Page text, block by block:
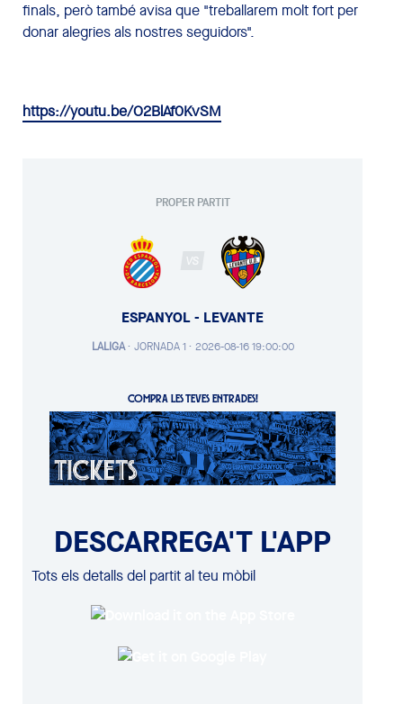
finals, però també avisa que "treballarem molt fort per
donar alegries als nostres seguidors".
https://youtu.be/O2BlAf0KvSM
PROPER PARTIT
VS
ESPANYOL - LEVANTE
LALIGA· JORNADA 1 · 2026-08-16 19:00:00
COMPRA LES TEVES ENTRADES!
DESCARREGA'T L'APP
Tots els detalls del partit al teu mòbil